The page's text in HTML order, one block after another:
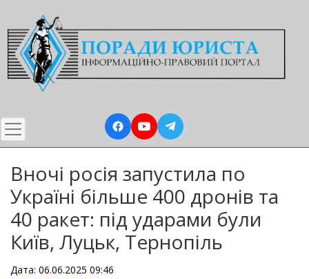
до
основного
вмісту
Вночі росія запустила по
Україні більше 400 дронів та
40 ракет: під ударами були
Київ, Луцьк, Тернопіль
Дата: 06.06.2025 09:46